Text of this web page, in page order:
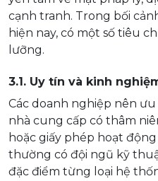
cạnh tranh. Trong bối
hiện nay, có một số tiêu
lưỡng.
3.1. Uy tín và kinh
Các doanh nghiệp nên
nhà cung cấp có thâm
hoặc giấy phép hoạt
thường có đội ngũ kỹ
đặc điểm từng loại hệ